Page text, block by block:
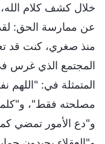
خلال كشف كلام
عن ممارسة الحق:
منذ صغري، كنت قد
المجتمع الذي غرس
المتمثلة في:
مصلحته فقط"،
و"دع الأمور تمضي